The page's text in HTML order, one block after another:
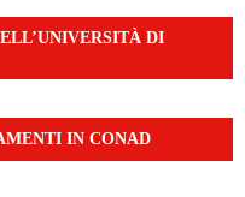
DI
IN CONAD